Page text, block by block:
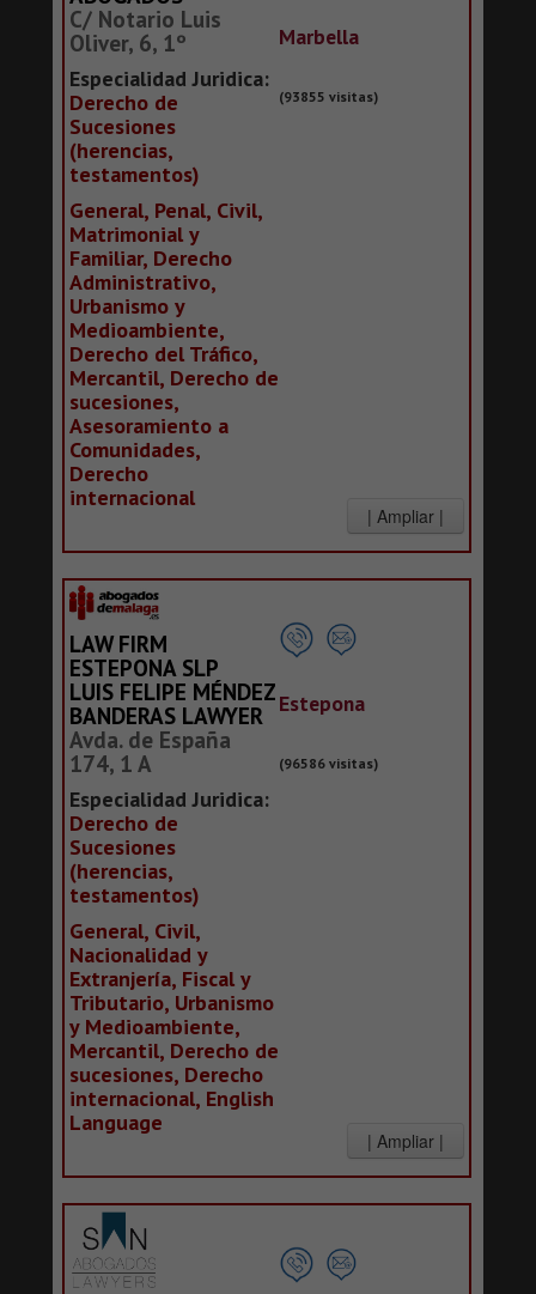
C/ Notario Luis
Oliver, 6, 1º
Especialidad Juridica:
Derecho de
Sucesiones
(herencias,
testamentos)
General, Penal, Civil,
Matrimonial y
Familiar, Derecho
Administrativo,
Urbanismo y
Medioambiente,
Derecho del Tráfico,
Mercantil, Derecho de
sucesiones,
Asesoramiento a
Comunidades,
Derecho
internacional
Marbella
(93855 visitas)
LAW FIRM
ESTEPONA SLP
LUIS FELIPE MÉNDEZ
BANDERAS LAWYER
Avda. de España
174, 1 A
Especialidad Juridica:
Derecho de
Sucesiones
(herencias,
testamentos)
General, Civil,
Nacionalidad y
Extranjería, Fiscal y
Tributario, Urbanismo
y Medioambiente,
Mercantil, Derecho de
sucesiones, Derecho
internacional, English
Language
Estepona
(96586 visitas)